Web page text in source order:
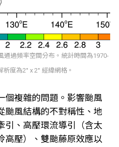
通過頻率空間分布。統計時間為1970-
度為2° x 2° 經緯網格。
個複雜的問題。影響颱風
颱風結構的不對稱性、地
引、高壓環流導引（含太
高壓）、雙颱藤原效應以